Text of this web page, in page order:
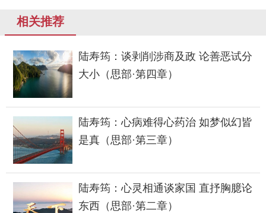
相关推荐
陆寿筠：谈剥削涉商及政 论善恶试分
大小（思部·第四章）
陆寿筠：心病难得心药治 如梦似幻皆
是真（思部·第三章）
陆寿筠：心灵相通谈家国 直抒胸臆论
东西（思部·第二章）